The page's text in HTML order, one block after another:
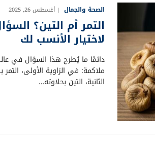
الصحة والجمال أغسطس 26, 2025
التمر أم التين؟
لاختيار الأنسب لك
دائمًا ما يُطرح هذا السؤال في
ملاكمة: في الزاوية الأولى،
الثانية، التين بحلاوته…